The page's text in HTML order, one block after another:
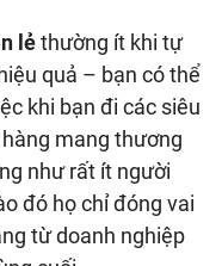
lẻthường ít khi tự
quả – bạn có thể
khi bạn đi các siêu
mang thương
như rất ít người
đó họ chỉ đóng vai
từ doanh nghiệp